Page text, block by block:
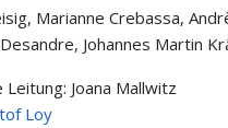
Marianne Crebassa,
Johannes Martin
Leitung: Joana Mallwitz
Loy